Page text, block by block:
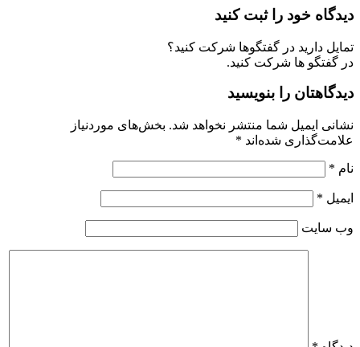
دیدگاه خود را ثبت کنید
تمایل دارید در گفتگوها شرکت کنید؟
در گفتگو ها شرکت کنید.
دیدگاهتان را بنویسید
نشانی ایمیل شما منتشر نخواهد شد. بخش‌های موردنیاز
علامت‌گذاری شده‌اند *
نام *
ایمیل *
وب‌ سایت